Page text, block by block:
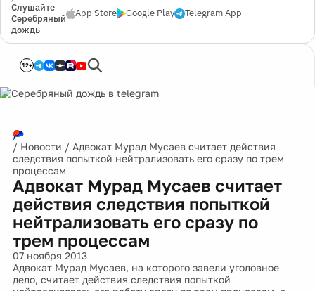
Слушайте
Серебряный
дождь
App Store Google Play Telegram App
12+
/ Новости / Адвокат Мурад Мусаев считает действия
следствия попыткой нейтрализовать его сразу по трем
процессам
Адвокат Мурад Мусаев считает
действия следствия попыткой
нейтрализовать его сразу по
трем процессам
07 ноября 2013
Адвокат Мурад Мусаев, на которого завели уголовное
дело, считает действия следствия попыткой